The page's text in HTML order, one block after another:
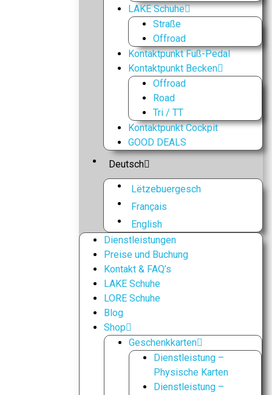
LAKE Schuhe
Straße
Offroad
Kontaktpunkt Fuß-Pedal
Kontaktpunkt Becken
Offroad
Road
Tri / TT
Kontaktpunkt Cockpit
GOOD DEALS
Deutsch
Lëtzebuergesch
Français
English
Dienstleistungen
Preise und Buchung
Kontakt & FAQ’s
LAKE Schuhe
LORE Schuhe
Blog
Shop
Geschenkkarten
Dienstleistung –
Physische Karten
Dienstleistung –